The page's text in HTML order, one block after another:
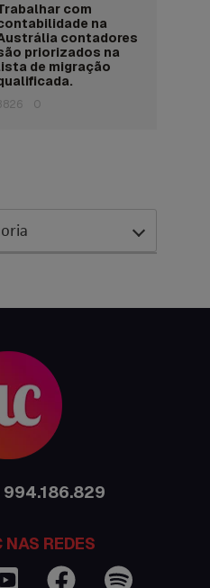
com
na
contadores
priorizados na
de migração
0
exterior
994.186.829
REDES